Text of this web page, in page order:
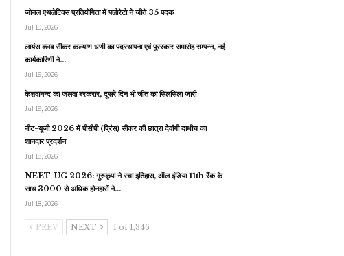
जोनल एथलेटिक्स प्रतियोगिता में फ्लोरेटो ने जीते 35 पदक
Jul 19, 2026
लायंस क्लब सीकर कल्याण धणी का पदस्थापना एवं पुरस्कार समारोह सम्पन्न, नई
कार्यकारिणी ने…
Jul 19, 2026
केशवानन्द का जलवा बरकरार, दूसरे दिन भी जीत का सिलसिला जारी
Jul 19, 2026
नीट-यूजी 2026 में पीसीपी (प्रिंस) सीकर की छात्रा देवांगी दाधीच का
शानदार प्रदर्शन
Jul 18, 2026
NEET-UG 2026: गुरुकृपा ने रचा इतिहास, ऑल इंडिया 11th रैंक के
साथ 3000 से अधिक होनहारों ने…
Jul 18, 2026
PREV NEXT 1 of 1,346